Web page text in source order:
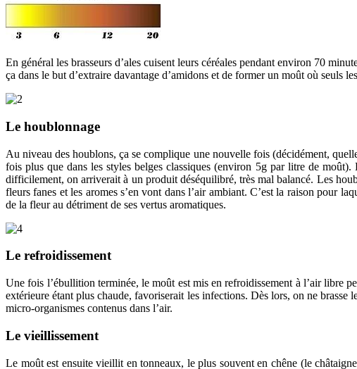
En général les brasseurs d’ales cuisent leurs céréales pendant environ 70
ça dans le but d’extraire davantage d’amidons et de former un moût où seuls
Le houblonnage
Au niveau des houblons, ça se complique une nouvelle fois (décidément,
fois plus que dans les styles belges classiques (environ 5g par litre de
difficilement, on arriverait à un produit déséquilibré, très mal balancé. Les
fleurs fanes et les aromes s’en vont dans l’air ambiant. C’est la raison pour
de la fleur au détriment de ses vertus aromatiques.
Le refroidissement
Une fois l’ébullition terminée, le moût est mis en refroidissement à l’air libre
extérieure étant plus chaude, favoriserait les infections. Dès lors, on ne
micro-organismes contenus dans l’air.
Le vieillissement
Le moût est ensuite vieillit en tonneaux, le plus souvent en chêne (le